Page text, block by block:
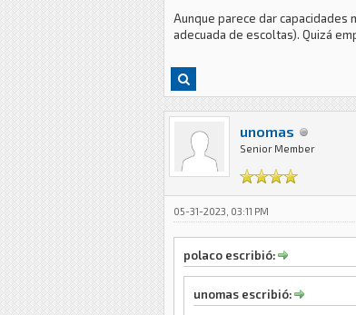
Aunque parece dar
adecuada de escoltas). Quizá
unomas
Senior Member
05-31-2023, 03:11 PM
polaco escribió:
unomas escribió: